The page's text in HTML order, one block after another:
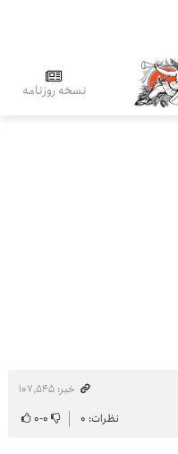
نسخه روزنامه
خبر: ۱۰۷٬۵۴۵
نظرات: ۰ ۰-۰